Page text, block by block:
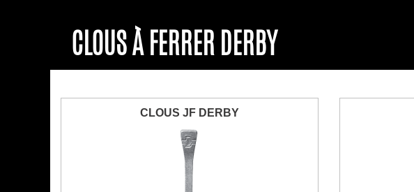
CLOUS À FERRER DERBY
CLOUS JF DERBY